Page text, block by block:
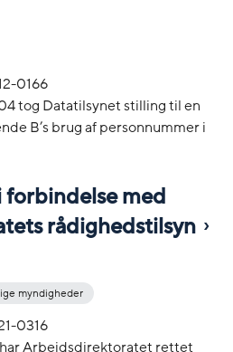
0166
tog Datatilsynet stilling til en
B’s brug af personnummer i
med
rådighedstilsyn
myndigheder
0316
Arbejdsdirektoratet rettet